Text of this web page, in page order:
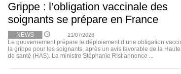
Grippe : l’obligation vaccinale des
soignants se prépare en France
NEWS 21/07/2026
Le gouvernement prépare le déploiement d’une obligation
la grippe pour les soignants, après un avis favorable de la Haute
de santé (HAS). La ministre Stéphanie Rist annonce ...